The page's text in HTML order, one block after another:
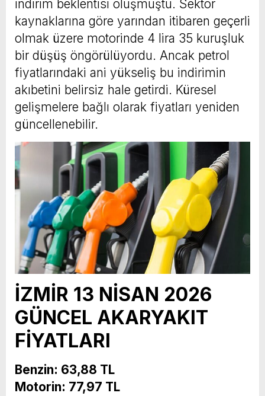
indirim beklentisi oluşmuştu. Sektör
kaynaklarına göre yarından itibaren geçerli
olmak üzere motorinde 4 lira 35 kuruşluk
bir düşüş öngörülüyordu. Ancak petrol
fiyatlarındaki ani yükseliş bu indirimin
akıbetini belirsiz hale getirdi. Küresel
gelişmelere bağlı olarak fiyatları yeniden
güncellenebilir.
İZMİR 13 NİSAN 2026
GÜNCEL AKARYAKIT
FİYATLARI
Benzin: 63,88 TL
Motorin: 77,97 TL